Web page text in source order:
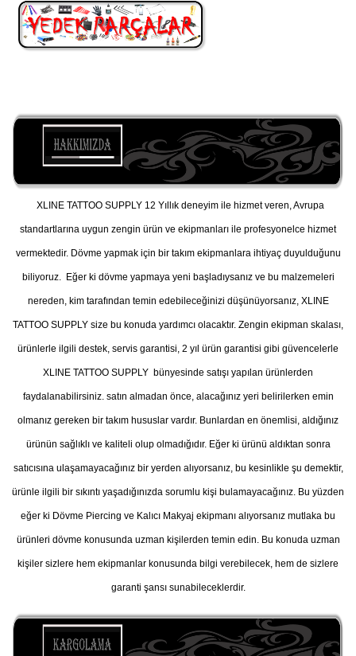
XLINE TATTOO SUPPLY 12 Yıllık deneyim ile hizmet veren, Avrupa
standartlarına uygun zengin ürün ve ekipmanları ile profesyonelce hizmet
vermektedir. Dövme yapmak için bir takım ekipmanlara ihtiyaç duyulduğunu
biliyoruz. Eğer ki dövme yapmaya yeni başladıysanız ve bu malzemeleri
nereden, kim tarafından temin edebileceğinizi düşünüyorsanız, XLINE
TATTOO SUPPLY size bu konuda yardımcı olacaktır. Zengin ekipman skalası,
ürünlerle ilgili destek, servis garantisi, 2 yıl ürün garantisi gibi güvencelerle
XLINE TATTOO SUPPLY bünyesinde satışı yapılan ürünlerden
faydalanabilirsiniz. satın almadan önce, alacağınız yeri belirilerken emin
olmanız gereken bir takım hususlar vardır. Bunlardan en önemlisi, aldığınız
ürünün sağlıklı ve kaliteli olup olmadığıdır. Eğer ki ürünü aldıktan sonra
satıcısına ulaşamayacağınız bir yerden alıyorsanız, bu kesinlikle şu demektir,
ürünle ilgili bir sıkıntı yaşadığınızda sorumlu kişi bulamayacağınız. Bu yüzden
eğer ki Dövme Piercing ve Kalıcı Makyaj ekipmanı alıyorsanız mutlaka bu
ürünleri dövme konusunda uzman kişilerden temin edin. Bu konuda uzman
kişiler sizlere hem ekipmanlar konusunda bilgi verebilecek, hem de sizlere
garanti şansı sunabileceklerdir.